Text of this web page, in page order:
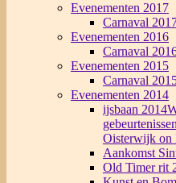
Evenementen 2017
Carnaval
Evenementen 2016
Carnaval
Evenementen 2015
Carnaval
Evenementen 2014
ijsbaan 2014
Oisterwijk on
Aankomst
Old Timer rit